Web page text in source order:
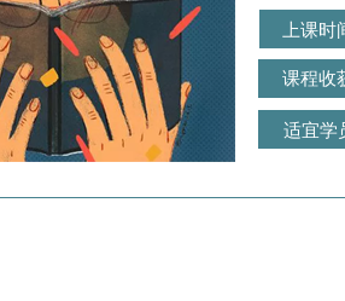
适宜学
上课时
课程收